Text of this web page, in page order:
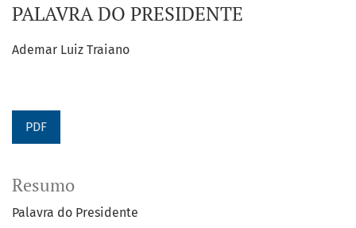
PALAVRA DO PRESIDENTE
Ademar Luiz Traiano
PDF
Resumo
Palavra do Presidente